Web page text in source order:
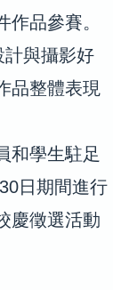
品參賽。
計與攝影好
品整體表現
和學生駐足
日期間進行
慶徵選活動